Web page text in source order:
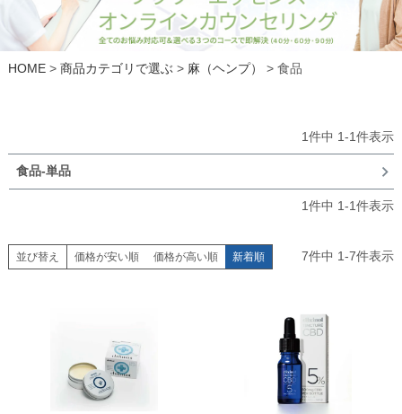
HOME 商品カテゴリで選ぶ 麻（ヘンプ） 食品
1件中 1-1件表示
食品-単品
1件中 1-1件表示
並び替え 価格が安い順 価格が高い順 新着順 7件中 1-7件表示